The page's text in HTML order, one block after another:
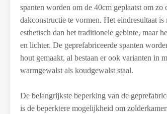
spanten worden om de 40cm geplaatst om zo
dakconstructie te vormen. Het eindresultaat is
esthetisch dan het traditionele gebinte, maar
en lichter. De geprefabriceerde spanten
hout gemaakt, al bestaan er ook varianten in
warmgewalst als koudgewalst staal.
De belangrijkste beperking van de
is de beperktere mogelijkheid om